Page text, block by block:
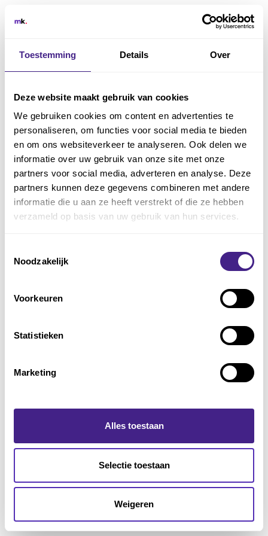
Toestemming Details Over
Deze website maakt gebruik van cookies
We gebruiken cookies om content en advertenties te
personaliseren, om functies voor social media te bieden
en om ons websiteverkeer te analyseren. Ook delen we
informatie over uw gebruik van onze site met onze
partners voor social media, adverteren en analyse. Deze
partners kunnen deze gegevens combineren met andere
informatie die u aan ze heeft verstrekt of die ze hebben
verzameld op basis van uw gebruik van hun services.
Noodzakelijk
Voorkeuren
Statistieken
Marketing
Alles toestaan
Selectie toestaan
Weigeren
Bedankt voor je
aanvraag
We nemen spoedig contact met je op. We
kijken ernaar uit je te ontmoeten en jou onze
software te laten zien!
Lees onze laatste blogs
© 2026